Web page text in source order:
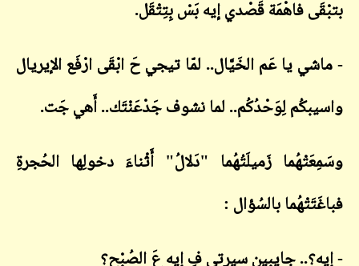
بتبْقَى فاهْمَة قَصْدي إيه بَسْ بِتِتْقَل.
- ماشي يا عَم الخَيَّال.. لمّا تيجي حَ ابْقَى ارْفَع الإيريال
واسيبكُم لِوَحْدُكُم.. لما نشوف جَدْعَنْتَك.. أَهي جَت.
وسَمِعَتْهُما زَميلَتُهُما "دَلالُ" أَثْناءَ دخولِها الحُجرةِ
فباغَتَتْهُما بالسُؤال :
- إيه؟.. جايبين سيرتي فِ إيه عَ الصُبْح؟